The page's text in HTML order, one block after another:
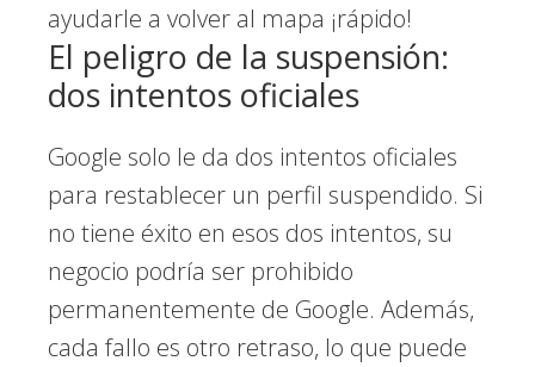
ayudarle a volver al mapa ¡rápido!
El peligro de la suspensión:
dos intentos oficiales
Google solo le da dos intentos oficiales
para restablecer un perfil suspendido. Si
no tiene éxito en esos dos intentos, su
negocio podría ser prohibido
permanentemente de Google. Además,
cada fallo es otro retraso, lo que puede